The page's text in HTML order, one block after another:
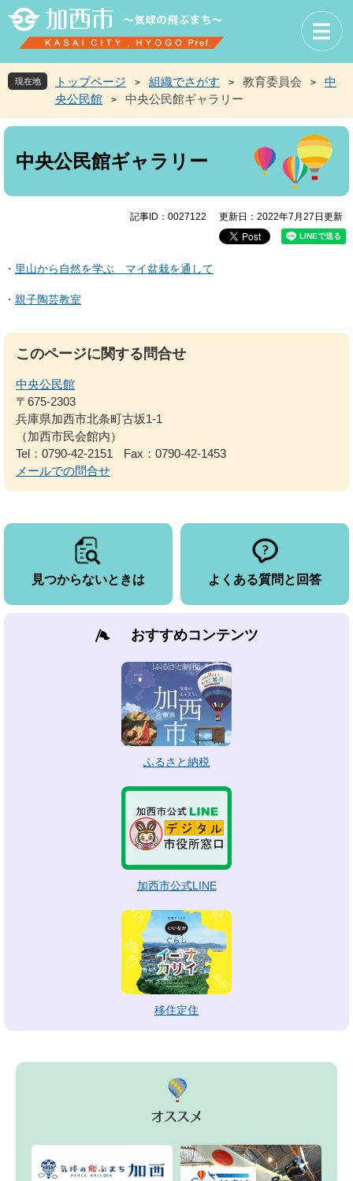
先
頭
す
を
飛
し
へ
現在地 トップページ > 組織でさがす > 教育委員会 >
中
央公民館
> 中央公民館ギャラリー
本
中央公民館ギャラリー
記事ID：0027122 更新日：2022年7月27日更新
・ 里山から自然を学ぶ マイ盆栽を通して
・ 親子陶芸教室
このページに関する問合せ
中央公民館
〒675-2303
兵庫県加西市北条町古坂1-1
（加西市民会館内）
Tel：0790-42-2151
Fax：0790-42-1453
メールでの問合せ
見つからないときは よくある質問と回答
おすすめコンテンツ
ふるさと納税
加西市公式LINE
移住定住